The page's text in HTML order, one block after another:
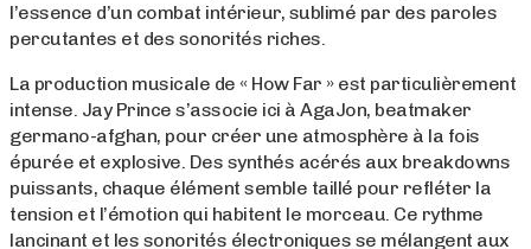
l’essence d’un combat intérieur, sublimé par des paroles
percutantes et des sonorités riches.
La production musicale de « How Far » est particulièrement
intense. Jay Prince s’associe ici à AgaJon, beatmaker
germano-afghan, pour créer une atmosphère à la fois
épurée et explosive. Des synthés acérés aux breakdowns
puissants, chaque élément semble taillé pour refléter la
tension et l’émotion qui habitent le morceau. Ce rythme
lancinant et les sonorités électroniques se mélangent aux